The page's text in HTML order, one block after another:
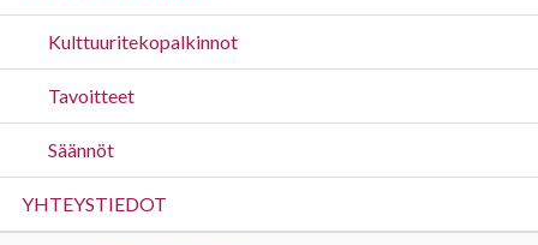
Kulttuuritekopalkinnot
Tavoitteet
Säännöt
YHTEYSTIEDOT